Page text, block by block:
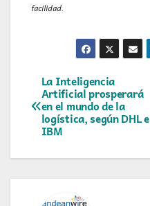
facilidad.
Navegación
de
entradas
La Inteligencia
Artificial prosperará
en el mundo de la
logística, según DHL e
IBM